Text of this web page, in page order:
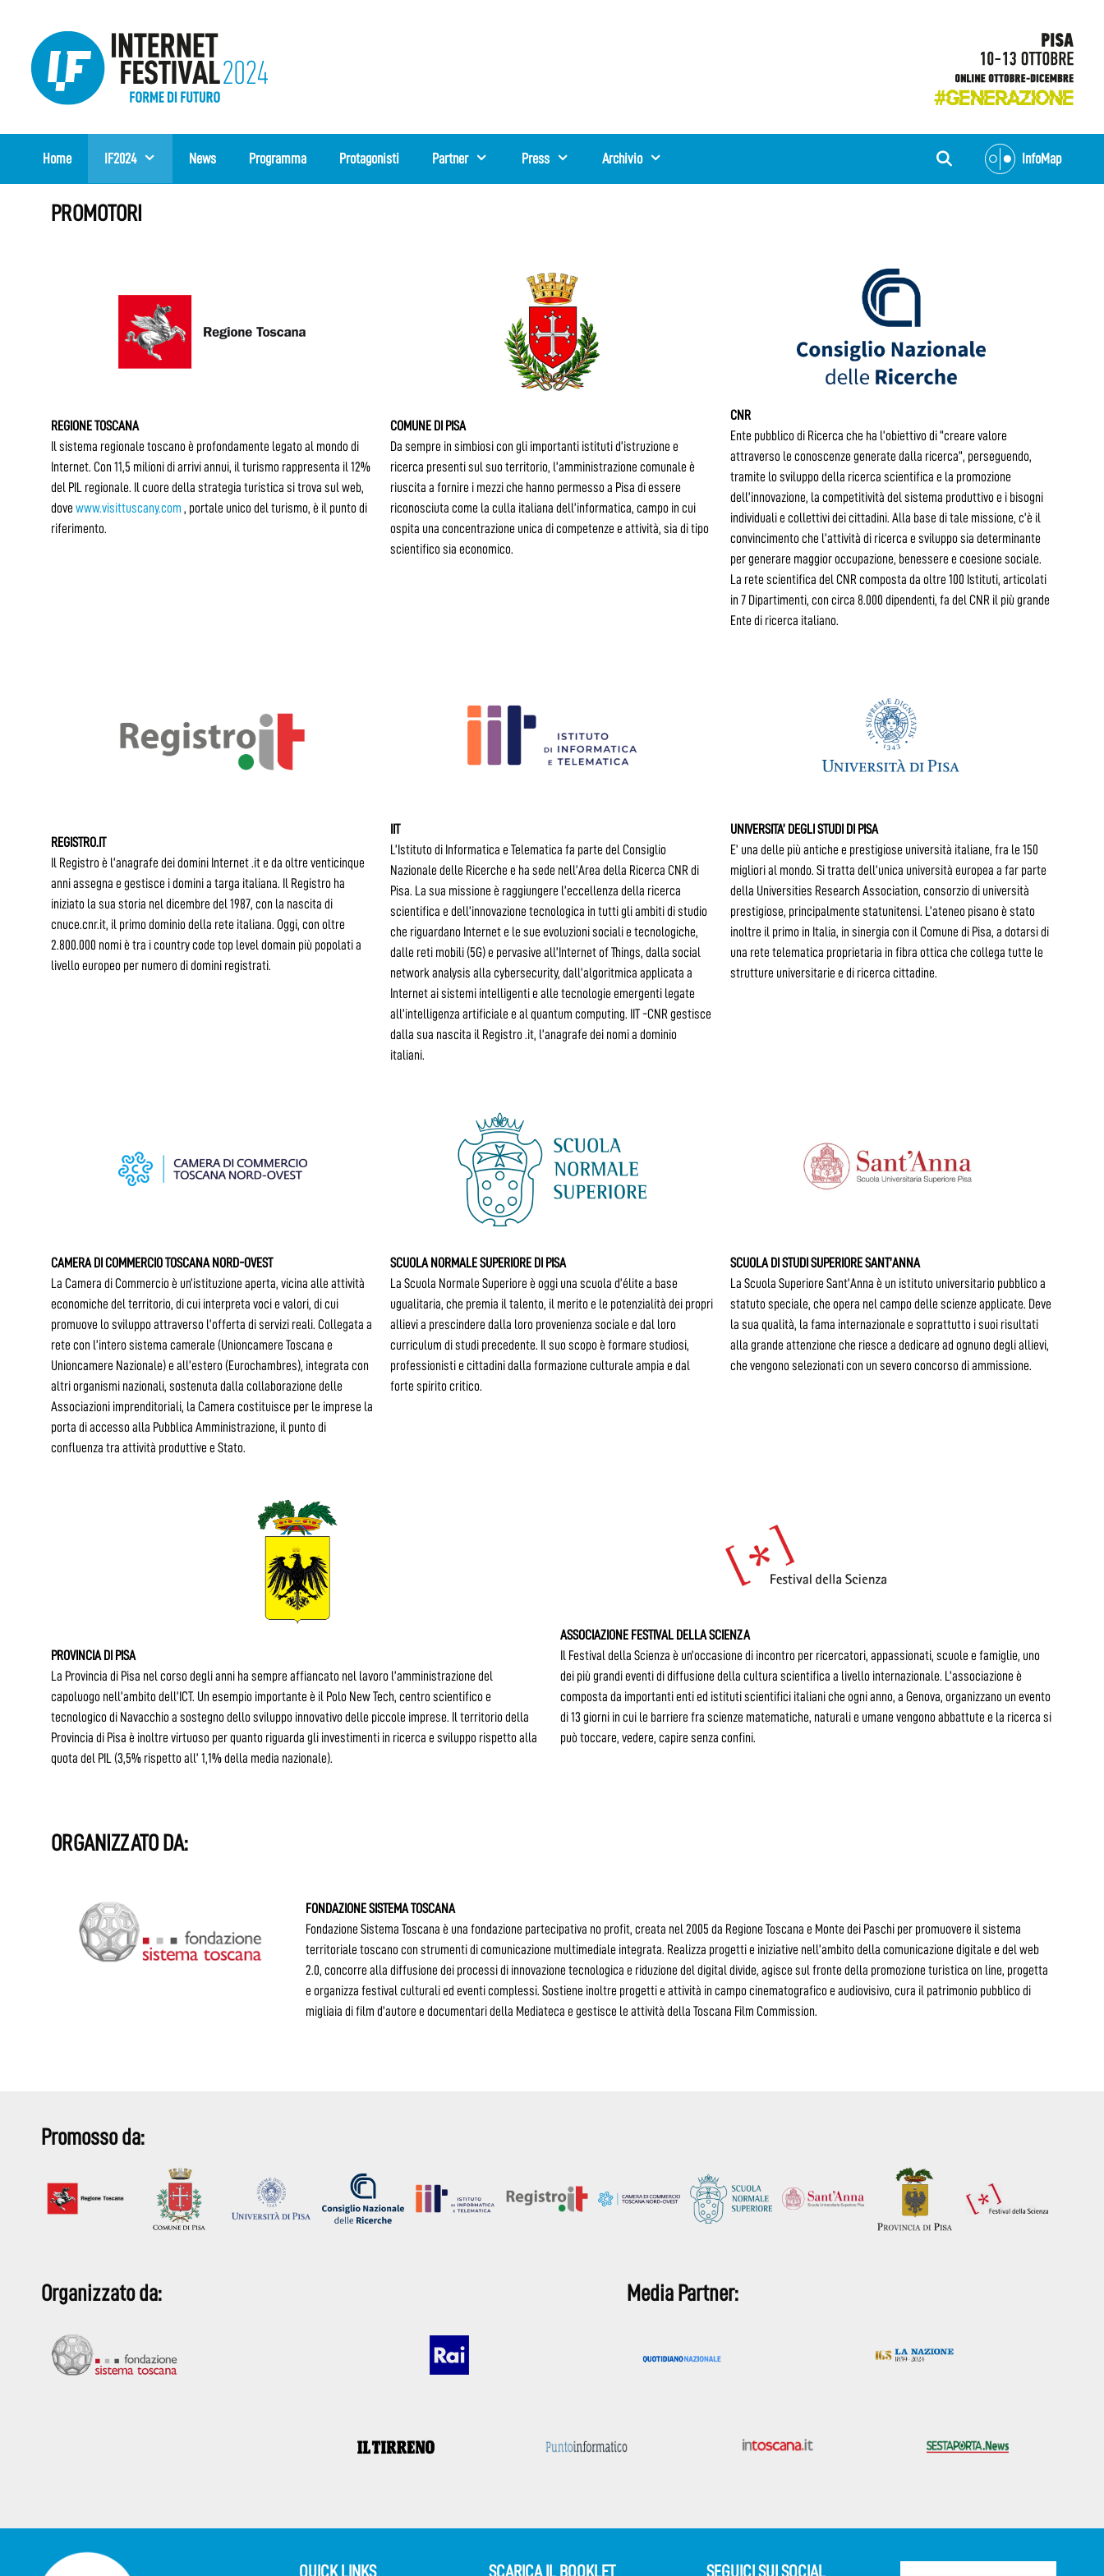
contenuto
Home IF2024 News Programma Protagonisti Partner Press Archivio InfoMap
PROMOTORI
REGIONE TOSCANA
Il sistema regionale toscano è profondamente legato al mondo di
Internet. Con 11,5 milioni di arrivi annui, il turismo rappresenta il 12%
del PIL regionale. Il cuore della strategia turistica si trova sul web,
dove www.visittuscany.com , portale unico del turismo, è il punto di
riferimento.
COMUNE DI PISA
Da sempre in simbiosi con gli importanti istituti d’istruzione e
ricerca presenti sul suo territorio, l’amministrazione comunale è
riuscita a fornire i mezzi che hanno permesso a Pisa di essere
riconosciuta come la culla italiana dell’informatica, campo in cui
ospita una concentrazione unica di competenze e attività, sia di tipo
scientifico sia economico.
CNR
Ente pubblico di Ricerca che ha l’obiettivo di “creare valore
attraverso le conoscenze generate dalla ricerca”, perseguendo,
tramite lo sviluppo della ricerca scientifica e la promozione
dell’innovazione, la competitività del sistema produttivo e i bisogni
individuali e collettivi dei cittadini. Alla base di tale missione, c’è il
convincimento che l’attività di ricerca e sviluppo sia determinante
per generare maggior occupazione, benessere e coesione sociale.
La rete scientifica del CNR composta da oltre 100 Istituti, articolati
in 7 Dipartimenti, con circa 8.000 dipendenti, fa del CNR il più grande
Ente di ricerca italiano.
REGISTRO.IT
Il Registro è l’anagrafe dei domini Internet .it e da oltre venticinque
anni assegna e gestisce i domini a targa italiana. Il Registro ha
iniziato la sua storia nel dicembre del 1987, con la nascita di
cnuce.cnr.it, il primo dominio della rete italiana. Oggi, con oltre
2.800.000 nomi è tra i country code top level domain più popolati a
livello europeo per numero di domini registrati.
IIT
L’Istituto di Informatica e Telematica fa parte del Consiglio
Nazionale delle Ricerche e ha sede nell’Area della Ricerca CNR di
Pisa. La sua missione è raggiungere l’eccellenza della ricerca
scientifica e dell’innovazione tecnologica in tutti gli ambiti di studio
che riguardano Internet e le sue evoluzioni sociali e tecnologiche,
dalle reti mobili (5G) e pervasive all’Internet of Things, dalla social
network analysis alla cybersecurity, dall’algoritmica applicata a
Internet ai sistemi intelligenti e alle tecnologie emergenti legate
all’intelligenza artificiale e al quantum computing. IIT -CNR gestisce
dalla sua nascita il Registro .it, l’anagrafe dei nomi a dominio
italiani.
UNIVERSITA’ DEGLI STUDI DI PISA
E’ una delle più antiche e prestigiose università italiane, fra le 150
migliori al mondo. Si tratta dell’unica università europea a far parte
della Universities Research Association, consorzio di università
prestigiose, principalmente statunitensi. L’ateneo pisano è stato
inoltre il primo in Italia, in sinergia con il Comune di Pisa, a dotarsi di
una rete telematica proprietaria in fibra ottica che collega tutte le
strutture universitarie e di ricerca cittadine.
CAMERA DI COMMERCIO TOSCANA NORD-OVEST
La Camera di Commercio è un’istituzione aperta, vicina alle attività
economiche del territorio, di cui interpreta voci e valori, di cui
promuove lo sviluppo attraverso l’offerta di servizi reali. Collegata a
rete con l’intero sistema camerale (Unioncamere Toscana e
Unioncamere Nazionale) e all’estero (Eurochambres), integrata con
altri organismi nazionali, sostenuta dalla collaborazione delle
Associazioni imprenditoriali, la Camera costituisce per le imprese la
porta di accesso alla Pubblica Amministrazione, il punto di
confluenza tra attività produttive e Stato.
SCUOLA NORMALE SUPERIORE DI PISA
La Scuola Normale Superiore è oggi una scuola d’élite a base
ugualitaria, che premia il talento, il merito e le potenzialità dei propri
allievi a prescindere dalla loro provenienza sociale e dal loro
curriculum di studi precedente. Il suo scopo è formare studiosi,
professionisti e cittadini dalla formazione culturale ampia e dal
forte spirito critico.
SCUOLA DI STUDI SUPERIORE SANT’ANNA
La Scuola Superiore Sant’Anna è un istituto universitario pubblico a
statuto speciale, che opera nel campo delle scienze applicate. Deve
la sua qualità, la fama internazionale e soprattutto i suoi risultati
alla grande attenzione che riesce a dedicare ad ognuno degli allievi,
che vengono selezionati con un severo concorso di ammissione.
PROVINCIA DI PISA
La Provincia di Pisa nel corso degli anni ha sempre affiancato nel lavoro l’amministrazione del
capoluogo nell’ambito dell’ICT. Un esempio importante è il Polo New Tech, centro scientifico e
tecnologico di Navacchio a sostegno dello sviluppo innovativo delle piccole imprese. Il territorio della
Provincia di Pisa è inoltre virtuoso per quanto riguarda gli investimenti in ricerca e sviluppo rispetto alla
quota del PIL (3,5% rispetto all’ 1,1% della media nazionale).
ASSOCIAZIONE FESTIVAL DELLA SCIENZA
Il Festival della Scienza è un’occasione di incontro per ricercatori, appassionati, scuole e famiglie, uno
dei più grandi eventi di diffusione della cultura scientifica a livello internazionale. L’associazione è
composta da importanti enti ed istituti scientifici italiani che ogni anno, a Genova, organizzano un evento
di 13 giorni in cui le barriere fra scienze matematiche, naturali e umane vengono abbattute e la ricerca si
può toccare, vedere, capire senza confini.
ORGANIZZATO DA:
FONDAZIONE SISTEMA TOSCANA
Fondazione Sistema Toscana è una fondazione partecipativa no profit, creata nel 2005 da Regione Toscana e Monte dei Paschi per promuovere il sistema
territoriale toscano con strumenti di comunicazione multimediale integrata. Realizza progetti e iniziative nell’ambito della comunicazione digitale e del web
2.0, concorre alla diffusione dei processi di innovazione tecnologica e riduzione del digital divide, agisce sul fronte della promozione turistica on line, progetta
e organizza festival culturali ed eventi complessi. Sostiene inoltre progetti e attività in campo cinematografico e audiovisivo, cura il patrimonio pubblico di
migliaia di film d’autore e documentari della Mediateca e gestisce le attività della Toscana Film Commission.
Promosso da:
Organizzato da: Media Partner:
QUICK LINKS SCARICA IL BOOKLET SEGUICI SUI SOCIAL